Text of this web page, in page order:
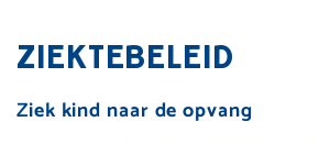
ZIEKTEBELEID
Ziek kind naar de opvang